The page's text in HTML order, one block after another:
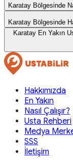
Karatay Bölgesinde
Karatay Bölgesinde
Karatay En Yakın
Hakkımızda
En Yakın
Nasıl Çalışır?
Usta Rehberi
Medya
SSS
İletişim